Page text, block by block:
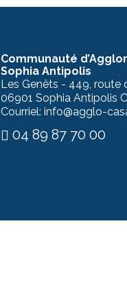
Communauté
Sophia Antipolis
Les Genêts - 449, route
06901 Sophia Antipolis
Courriel: info@agglo-
04 89 87 70 00